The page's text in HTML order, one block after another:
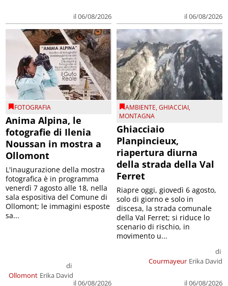
il 06/08/2026 il 06/08/2026
FOTOGRAFIA
Anima Alpina, le
fotografie di Ilenia
Noussan in mostra a
Ollomont
Ollomont
di
Erika David
il 06/08/2026
L'inaugurazione della mostra
fotografica è in programma
venerdì 7 agosto alle 18, nella
sala espositiva del Comune di
Ollomont; le immagini esposte
sa...
AMBIENTE,GHIACCIAI,
MONTAGNA
Ghiacciaio
Planpincieux,
riapertura diurna
della strada della Val
Ferret
Courmayeur
di
Erika David
il 06/08/2026
Riapre oggi, giovedì 6 agosto,
solo di giorno e solo in
discesa, la strada comunale
della Val Ferret; si riduce lo
scenario di rischio, in
movimento u...